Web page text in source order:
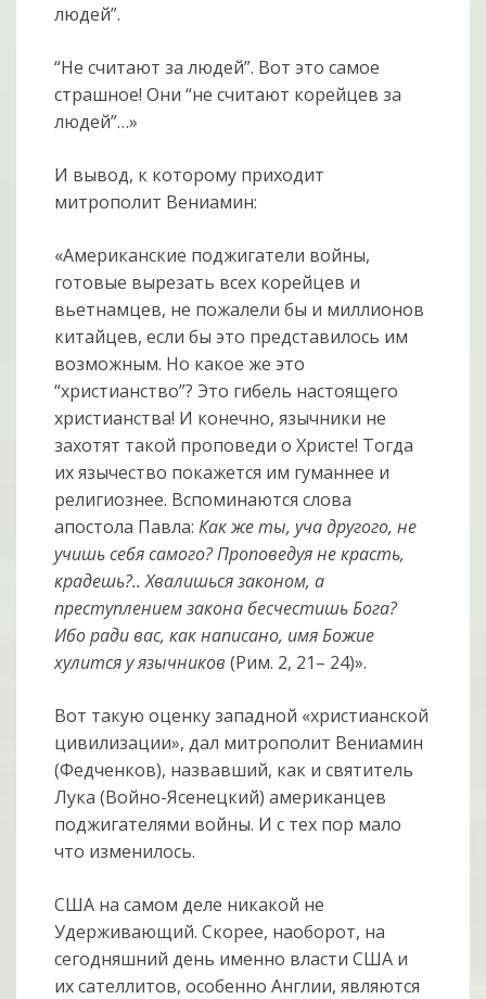
людей”.
“Не считают за людей”. Вот это самое
страшное! Они “не считают корейцев за
людей”…»
И вывод, к которому приходит
митрополит Вениамин:
«Американские поджигатели войны,
готовые вырезать всех корейцев и
вьетнамцев, не пожалели бы и миллионов
китайцев, если бы это представилось им
возможным. Но какое же это
“христианство”? Это гибель настоящего
христианства! И конечно, язычники не
захотят такой проповеди о Христе! Тогда
их язычество покажется им гуманнее и
религиознее. Вспоминаются слова
апостола Павла:Как же ты, уча другого, не
учишь себя самого? Проповедуя не красть,
крадешь?.. Хвалишься законом, а
преступлением закона бесчестишь Бога?
Ибо ради вас, как написано, имя Божие
хулится у язычников (Рим. 2, 21– 24)».
Вот такую оценку западной «христианской
цивилизации», дал митрополит Вениамин
(Федченков), назвавший, как и святитель
Лука (Войно-Ясенецкий) американцев
поджигателями войны. И с тех пор мало
что изменилось.
США на самом деле никакой не
Удерживающий. Скорее, наоборот, на
сегодняшний день именно власти США и
их сателлитов, особенно Англии, являются